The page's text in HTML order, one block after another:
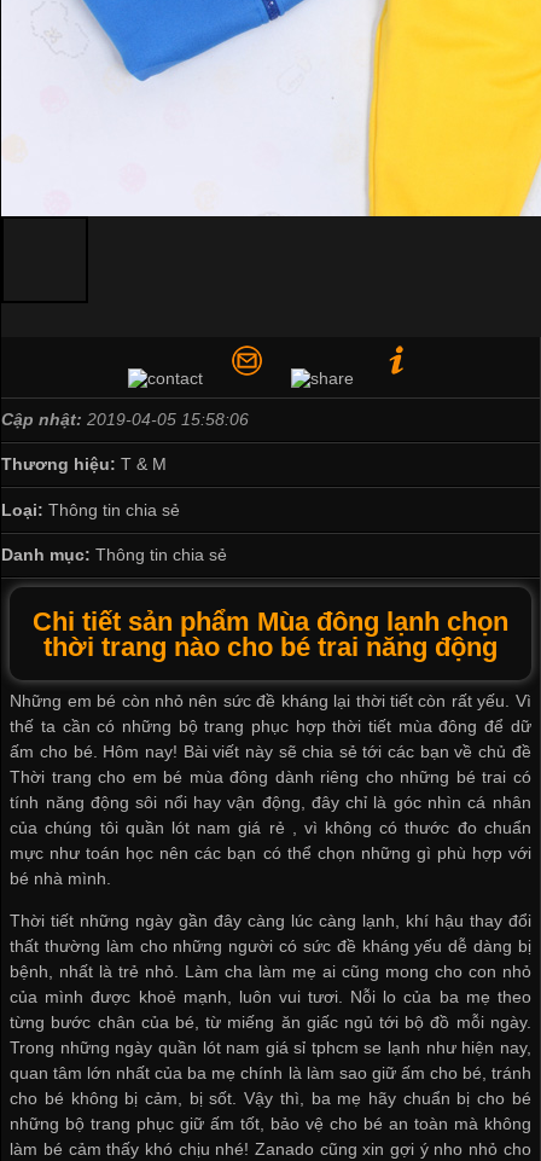
Cập nhật: 2019-04-05 15:58:06
Thương hiệu: T & M
Loại: Thông tin chia sẻ
Danh mục: Thông tin chia sẻ
Chi tiết sản phẩm Mùa đông lạnh chọn
thời trang nào cho bé trai năng động
Những em bé còn nhỏ nên sức đề kháng lại thời tiết còn rất yếu. Vì
thế ta cần có những bộ trang phục hợp thời tiết mùa đông để dữ
ấm cho bé. Hôm nay! Bài viết này sẽ chia sẻ tới các bạn về chủ đề
Thời trang cho em bé mùa đông dành riêng cho những bé trai có
tính năng động sôi nổi hay vận động, đây chỉ là góc nhìn cá nhân
của chúng tôi quần lót nam giá rẻ , vì không có thước đo chuẩn
mực như toán học nên các bạn có thể chọn những gì phù hợp với
bé nhà mình.
Thời tiết những ngày gần đây càng lúc càng lạnh, khí hậu thay đổi
thất thường làm cho những người có sức đề kháng yếu dễ dàng bị
bệnh, nhất là trẻ nhỏ. Làm cha làm mẹ ai cũng mong cho con nhỏ
của mình được khoẻ mạnh, luôn vui tươi. Nỗi lo của ba mẹ theo
từng bước chân của bé, từ miếng ăn giấc ngủ tới bộ đồ mỗi ngày.
Trong những ngày quần lót nam giá sỉ tphcm se lạnh như hiện nay,
quan tâm lớn nhất của ba mẹ chính là làm sao giữ ấm cho bé, tránh
cho bé không bị cảm, bị sốt. Vậy thì, ba mẹ hãy chuẩn bị cho bé
những bộ trang phục giữ ấm tốt, bảo vệ cho bé an toàn mà không
làm bé cảm thấy khó chịu nhé! Zanado cũng xin gợi ý nho nhỏ cho